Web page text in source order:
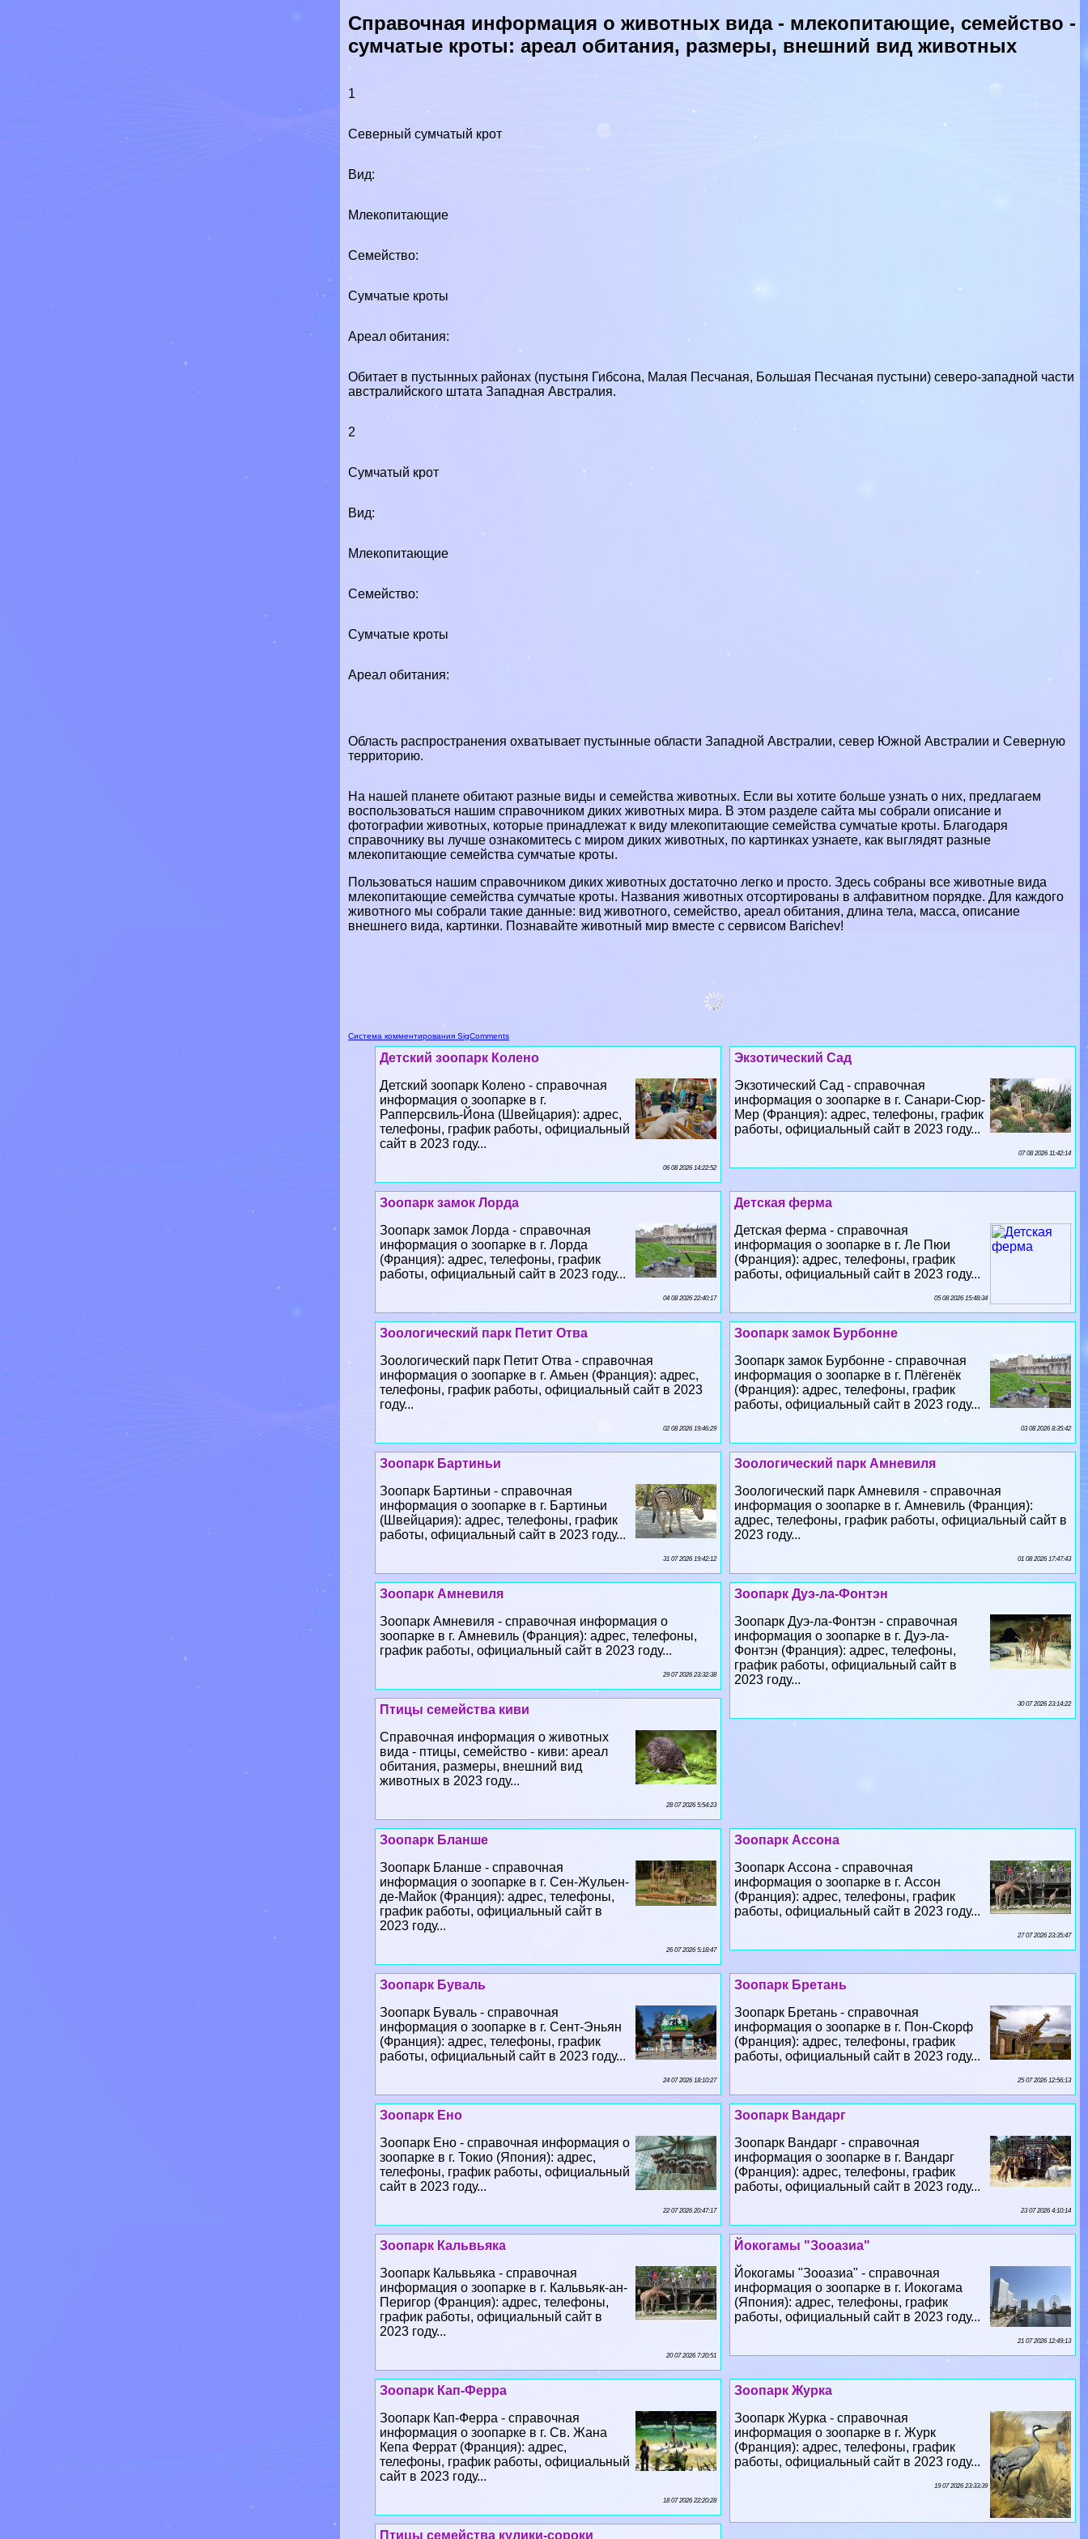
Справочная информация о животных вида - млекопитающие, семейство -
сумчатые кроты: ареал обитания, размеры, внешний вид животных
1
Северный сумчатый крот
Вид:
Млекопитающие
Семейство:
Сумчатые кроты
Ареал обитания:
Обитает в пустынных районах (пустыня Гибсона, Малая Песчаная, Большая Песчаная пустыни) северо-западной части
австралийского штата Западная Австралия.
2
Сумчатый крот
Вид:
Млекопитающие
Семейство:
Сумчатые кроты
Ареал обитания:
Область распространения охватывает пустынные области Западной Австралии, север Южной Австралии и Северную
территорию.
На нашей планете обитают разные виды и семейства животных. Если вы хотите больше узнать о них, предлагаем
воспользоваться нашим справочником диких животных мира. В этом разделе сайта мы собрали описание и
фотографии животных, которые принадлежат к виду млекопитающие семейства сумчатые кроты. Благодаря
справочнику вы лучше ознакомитесь с миром диких животных, по картинках узнаете, как выглядят разные
млекопитающие семейства сумчатые кроты.
Пользоваться нашим справочником диких животных достаточно легко и просто. Здесь собраны все животные вида
млекопитающие семейства сумчатые кроты. Названия животных отсортированы в алфавитном порядке. Для каждого
животного мы собрали такие данные: вид животного, семейство, ареал обитания, длина тела, масса, описание
внешнего вида, картинки. Познавайте животный мир вместе с сервисом Barichev!
информация о зоопарке в г. Санари-Сюр-
Мер (Франция): адрес, телефоны, график
работы, официальный сайт в 2023 году...
07 08 2026 11:42:14
Детский зоопарк Колено - справочная
информация о зоопарке в г.
Рапперсвиль-Йона (Швейцария): адрес,
телефоны, график работы, официальный
сайт в 2023 году...
06 08 2026 14:22:52
информация о зоопарке в г. Ле Пюи
(Франция): адрес, телефоны, график
работы, официальный сайт в 2023 году...
05 08 2026 15:48:34
Зоопарк замок Лорда
информация о зоопарке в г. Лорда
(Франция): адрес, телефоны, график
работы, официальный сайт в 2023 году...
04 08 2026 22:40:17
Зоопарк замок Бурбонне
информация о зоопарке в г. Плёгенёк
(Франция): адрес, телефоны, график
работы, официальный сайт в 2023 году...
03 08 2026 8:35:42
Зоологический парк Петит Отва
информация о зоопарке в г. Амьен (Франция): адрес,
телефоны, график работы, официальный сайт в 2023
году...
02 08 2026 19:46:29
Зоологический парк Амневиля
информация о зоопарке в г. Амневиль (Франция):
адрес, телефоны, график работы, официальный сайт в
2023 году...
01 08 2026 17:47:43
Зоопарк Бартиньи
информация о зоопарке в г. Бартиньи
(Швейцария): адрес, телефоны, график
работы, официальный сайт в 2023 году...
31 07 2026 19:42:12
Зоопарк Дуэ-ла-Фонтэн
информация о зоопарке в г. Дуэ-ла-
Фонтэн (Франция): адрес, телефоны,
график работы, официальный сайт в
2023 году...
30 07 2026 23:14:22
Зоопарк Амневиля
зоопарке в г. Амневиль (Франция): адрес, телефоны,
график работы, официальный сайт в 2023 году...
29 07 2026 23:32:38
Птицы семейства киви
вида - птицы, семейство - киви: ареал
обитания, размеры, внешний вид
животных в 2023 году...
28 07 2026 5:54:23
информация о зоопарке в г. Ассон
(Франция): адрес, телефоны, график
работы, официальный сайт в 2023 году...
27 07 2026 23:35:47
Зоопарк Бланше
информация о зоопарке в г. Сен-Жульен-
де-Майок (Франция): адрес, телефоны,
график работы, официальный сайт в
2023 году...
26 07 2026 5:18:47
информация о зоопарке в г. Пон-Скорф
(Франция): адрес, телефоны, график
работы, официальный сайт в 2023 году...
25 07 2026 12:56:13
Зоопарк Буваль
информация о зоопарке в г. Сент-Эньян
(Франция): адрес, телефоны, график
работы, официальный сайт в 2023 году...
24 07 2026 18:10:27
Зоопарк Вандарг
информация о зоопарке в г. Вандарг
(Франция): адрес, телефоны, график
работы, официальный сайт в 2023 году...
23 07 2026 4:10:14
Зоопарк Ено
зоопарке в г. Токио (Япония): адрес,
телефоны, график работы, официальный
сайт в 2023 году...
22 07 2026 20:47:17
Йокогамы "Зооазиа"
информация о зоопарке в г. Иокогама
(Япония): адрес, телефоны, график
работы, официальный сайт в 2023 году...
Зоопарк Кальвьяка
информация о зоопарке в г. Кальвьяк-ан-
Перигор (Франция): адрес, телефоны,
график работы, официальный сайт в
2023 году...
20 07 2026 7:20:51
информация о зоопарке в г. Журк
(Франция): адрес, телефоны, график
работы, официальный сайт в 2023 году...
19 07 2026 23:33:39
Зоопарк Кап-Ферра
информация о зоопарке в г. Св. Жана
Кепа Феррат (Франция): адрес,
телефоны, график работы, официальный
сайт в 2023 году...
18 07 2026 22:20:28
Птицы семейства кулики-сороки
вида - птицы, семейство - кулики-сороки: